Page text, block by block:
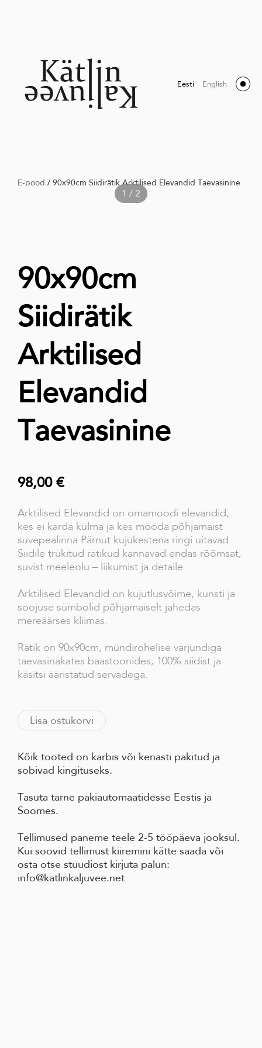
Eesti English
E-pood / 90x90cm Siidirätik Arktilised Elevandid Taevasinine
1 / 2
90x90cm
Siidirätik
Arktilised
Elevandid
Taevasinine
98,00 €
Arktilised Elevandid on omamoodi elevandid,
kes ei karda külma ja kes mööda põhjamaist
suvepealinna Pärnut kujukestena ringi uitavad.
Siidile trükitud rätikud kannavad endas rõõmsat,
suvist meeleolu – liikumist ja detaile.
Arktilised Elevandid on kujutlusvõime, kunsti ja
soojuse sümbolid põhjamaiselt jahedas
mereäärses kliimas.
Rätik on 90x90cm, mündirohelise varjundiga
taevasinakates baastoonides, 100% siidist ja
käsitsi ääristatud servadega.
Lisa ostukorvi
Kõik tooted on karbis või kenasti pakitud ja
sobivad kingituseks.
Tasuta tarne pakiautomaatidesse Eestis ja
Soomes.
Tellimused paneme teele 2-5 tööpäeva jooksul.
Kui soovid tellimust kiiremini kätte saada või
osta otse stuudiost kirjuta palun:
info@katlinkaljuvee.net